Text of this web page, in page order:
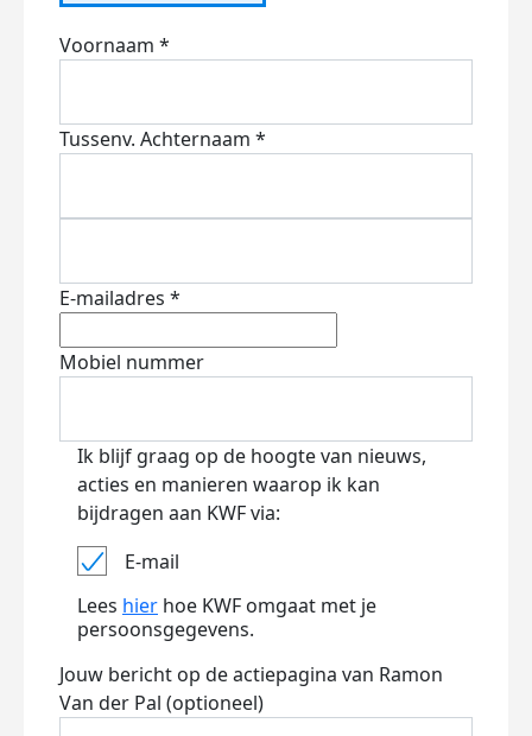
Voornaam *
Tussenv. Achternaam *
E-mailadres *
Mobiel nummer
Ik blijf graag op de hoogte van nieuws,
acties en manieren waarop ik kan
bijdragen aan KWF via:
E-mail
Lees hier hoe KWF omgaat met je
persoonsgegevens.
Jouw bericht op de actiepagina van Ramon
Van der Pal (optioneel)